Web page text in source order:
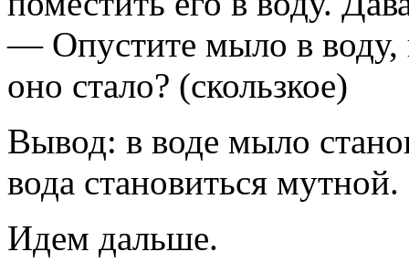
— Опустите мыло в воду,
оно стало? (скользкое)
Вывод: в воде мыло
вода становиться мутной.
Идем дальше.